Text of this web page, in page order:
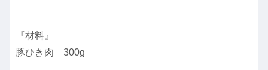
『材料』
豚ひき肉 300g